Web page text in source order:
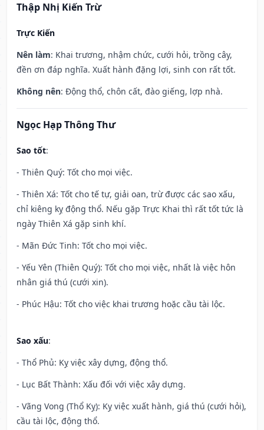
Thập Nhị Kiến Trừ
Trực Kiến
Nên làm: Khai trương, nhậm chức, cưới hỏi, trồng cây,
đền ơn đáp nghĩa. Xuất hành đặng lợi, sinh con rất tốt.
Không nên: Động thổ, chôn cất, đào giếng, lợp nhà.
Ngọc Hạp Thông Thư
Sao tốt:
- Thiên Quý: Tốt cho mọi việc.
- Thiên Xá: Tốt cho tế tự, giải oan, trừ được các sao xấu,
chỉ kiêng kỵ động thổ. Nếu gặp Trực Khai thì rất tốt tức là
ngày Thiên Xá gặp sinh khí.
- Mãn Đức Tinh: Tốt cho mọi việc.
- Yếu Yên (Thiên Quý): Tốt cho mọi việc, nhất là việc hôn
nhân giá thú (cưới xin).
- Phúc Hậu: Tốt cho việc khai trương hoặc cầu tài lộc.
Sao xấu:
- Thổ Phủ: Kỵ việc xây dựng, động thổ.
- Lục Bất Thành: Xấu đối với việc xây dựng.
- Vãng Vong (Thổ Kỵ): Kỵ việc xuất hành, giá thú (cưới hỏi),
cầu tài lộc, động thổ.